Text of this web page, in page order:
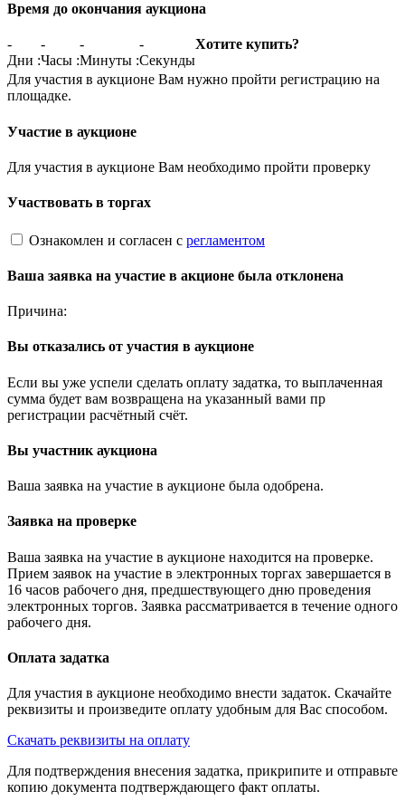
Время до окончания аукциона
-
Дни :
-
Часы :
-
Минуты :
-
Секунды
Хотите купить?
Для участия в аукционе Вам нужно пройти регистрацию на
площадке.
Участие в аукционе
Для участия в аукционе Вам необходимо пройти проверку
Участвовать в торгах
Ознакомлен и согласен с регламентом
Ваша заявка на участие в акционе была отклонена
Причина:
Вы отказались от участия в аукционе
Если вы уже успели сделать оплату задатка, то выплаченная
сумма будет вам возвращена на указанный вами пр
регистрации расчётный счёт.
Вы участник аукциона
Ваша заявка на участие в аукционе была одобрена.
Заявка на проверке
Ваша заявка на участие в аукционе находится на проверке.
Прием заявок на участие в электронных торгах завершается в
16 часов рабочего дня, предшествующего дню проведения
электронных торгов. Заявка рассматривается в течение одного
рабочего дня.
Оплата задатка
Для участия в аукционе необходимо внести задаток. Скачайте
реквизиты и произведите оплату удобным для Вас способом.
Скачать реквизиты на оплату
Для подтверждения внесения задатка, прикрипите и отправьте
копию документа подтверждающего факт оплаты.